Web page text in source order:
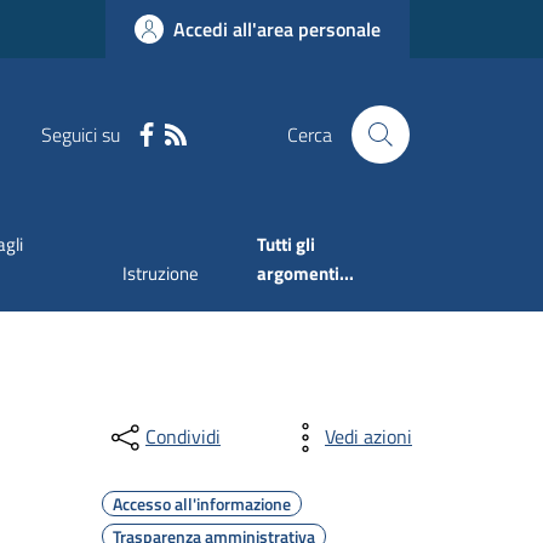
Accedi all'area personale
Seguici su Cerca
Istruzione
Tutti gli
argomenti...
Condividi Vedi azioni
Accesso all'informazione
Trasparenza amministrativa